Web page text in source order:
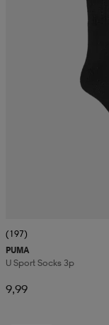
(197)
PUMA
U Sport Socks 3p
9,99